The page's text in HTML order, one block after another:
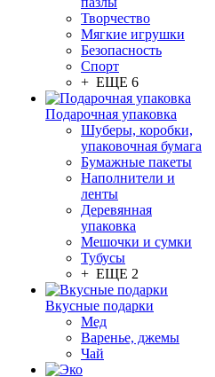
Творчество
Мягкие игрушки
Безопасность
Спорт
+ ЕЩЕ 6
Подарочная упаковка
Шуберы, коробки,
упаковочная бумага
Бумажные пакеты
Наполнители и
ленты
Деревянная
упаковка
Мешочки и сумки
Тубусы
+ ЕЩЕ 2
Вкусные подарки
Мед
Варенье, джемы
Чай